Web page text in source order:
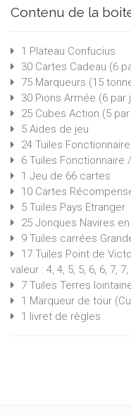
Contenu de la
1 Plateau Confucius
30 Cartes Cadeau (6
75 Marqueurs (15
30 Pions Armée (6 par
25 Cubes Action (5
5 Aides de jeu
24 Tuiles Fonctionnaire
6 Tuiles Fonctionnaire
1 Jeu de 66 cartes
10 Cartes
5 Tuiles Pays Etranger
25 Jonques Navires
9 Tuiles carrées
17 Tuiles Point de
valeur : 4, 4, 5, 5, 6, 6, 7, 7,
7 Tuiles Terres
1 Marqueur de tour
1 livret de règles